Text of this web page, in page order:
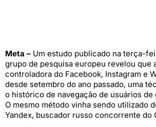
Meta – Um estudo publicado na terça-
grupo de pesquisa europeu revelou que
controladora do Facebook, Instagram e
desde setembro do ano passado, uma
o histórico de navegação de usuários
O mesmo método vinha sendo utilizado
Yandex, buscador russo concorrente do